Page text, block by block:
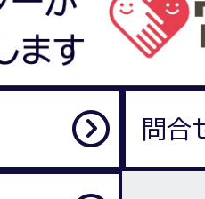
問合